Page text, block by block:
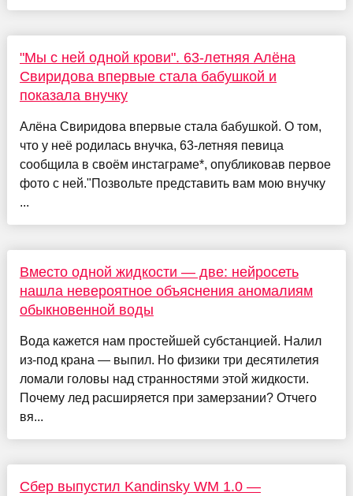
"Мы с ней одной крови". 63-летняя Алёна
Свиридова впервые стала бабушкой и
показала внучку
Алёна Свиридова впервые стала бабушкой. О том,
что у неё родилась внучка, 63-летняя певица
сообщила в своём инстаграме*, опубликовав первое
фото с ней."Позвольте представить вам мою внучку
...
Вместо одной жидкости — две: нейросеть
нашла невероятное объяснения аномалиям
обыкновенной воды
Вода кажется нам простейшей субстанцией. Налил
из-под крана — выпил. Но физики три десятилетия
ломали головы над странностями этой жидкости.
Почему лед расширяется при замерзании? Отчего
вя...
Сбер выпустил Kandinsky WM 1.0 —